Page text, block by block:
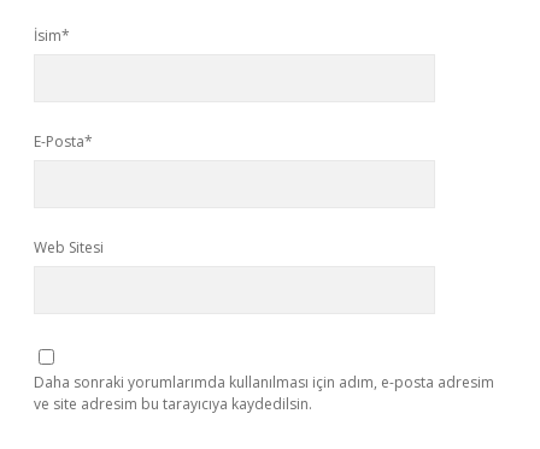
İsim*
E-Posta*
Web Sitesi
Daha sonraki yorumlarımda kullanılması için adım, e-posta adresim
ve site adresim bu tarayıcıya kaydedilsin.